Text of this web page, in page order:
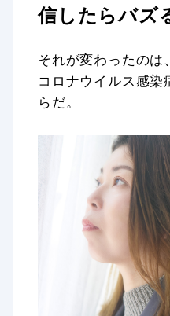
信したらバズ
それが変わったの
コロナウイルス感
らだ。